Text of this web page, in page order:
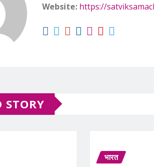
Website: https://
STORY
भारत